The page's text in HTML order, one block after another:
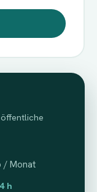
/ Monat
h